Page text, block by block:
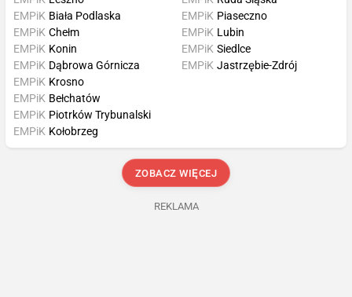
EMPiK Biała Podlaska
EMPiK Chełm
EMPiK Konin
EMPiK Dąbrowa Górnicza
EMPiK Piaseczno
EMPiK Lubin
EMPiK Siedlce
EMPiK Jastrzębie-Zdrój
EMPiK Krosno
EMPiK Bełchatów
EMPiK Piotrków Trybunalski
EMPiK Kołobrzeg
ZOBACZ WIĘCEJ
REKLAMA